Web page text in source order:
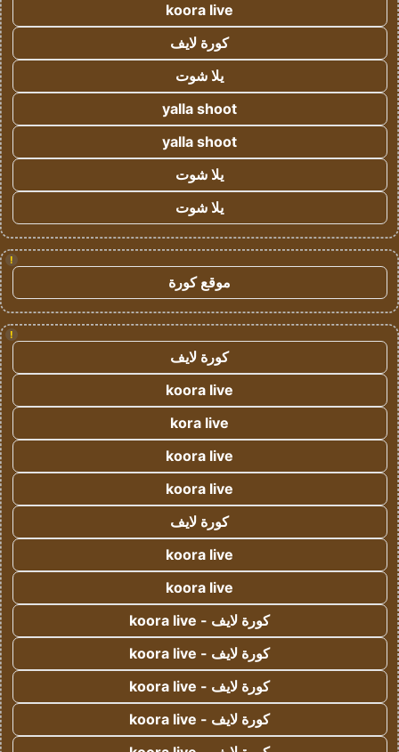
koora live
كورة لايف
يلا شوت
yalla shoot
yalla shoot
يلا شوت
يلا شوت
!
موقع كورة
!
كورة لايف
koora live
kora live
koora live
koora live
كورة لايف
koora live
koora live
كورة لايف - koora live
كورة لايف - koora live
كورة لايف - koora live
كورة لايف - koora live